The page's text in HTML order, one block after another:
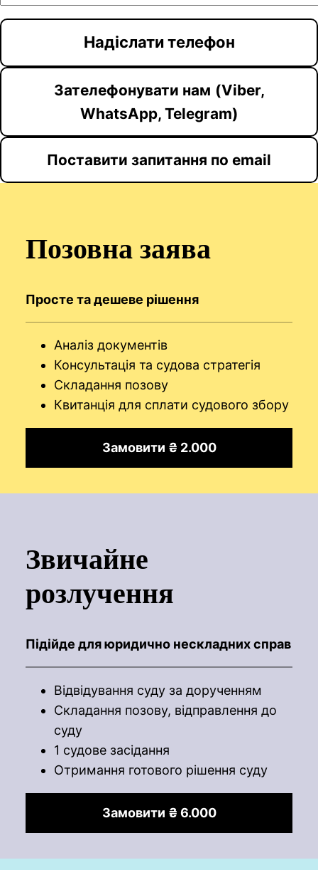
Зателефонувати нам (Viber,
WhatsApp, Telegram)
Поставити запитання по email
Позовна заява
Просте та дешеве рішення
Аналіз документів
Консультація та судова стратегія
Складання позову
Квитанція для сплати судового збору
Замовити ₴ 2.000
Звичайне
розлучення
Підійде для юридично нескладних справ
Відвідування суду за дорученням
Складання позову, відправлення до
суду
1 судове засідання
Отримання готового рішення суду
Замовити ₴ 6.000